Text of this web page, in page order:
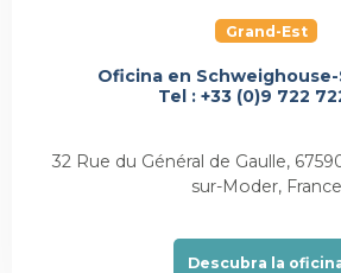
Grand-Est
Oficina en
Tel : +33 (0)9 722
32 Rue du Général de Gaulle,
sur-Moder, France
Descubra la